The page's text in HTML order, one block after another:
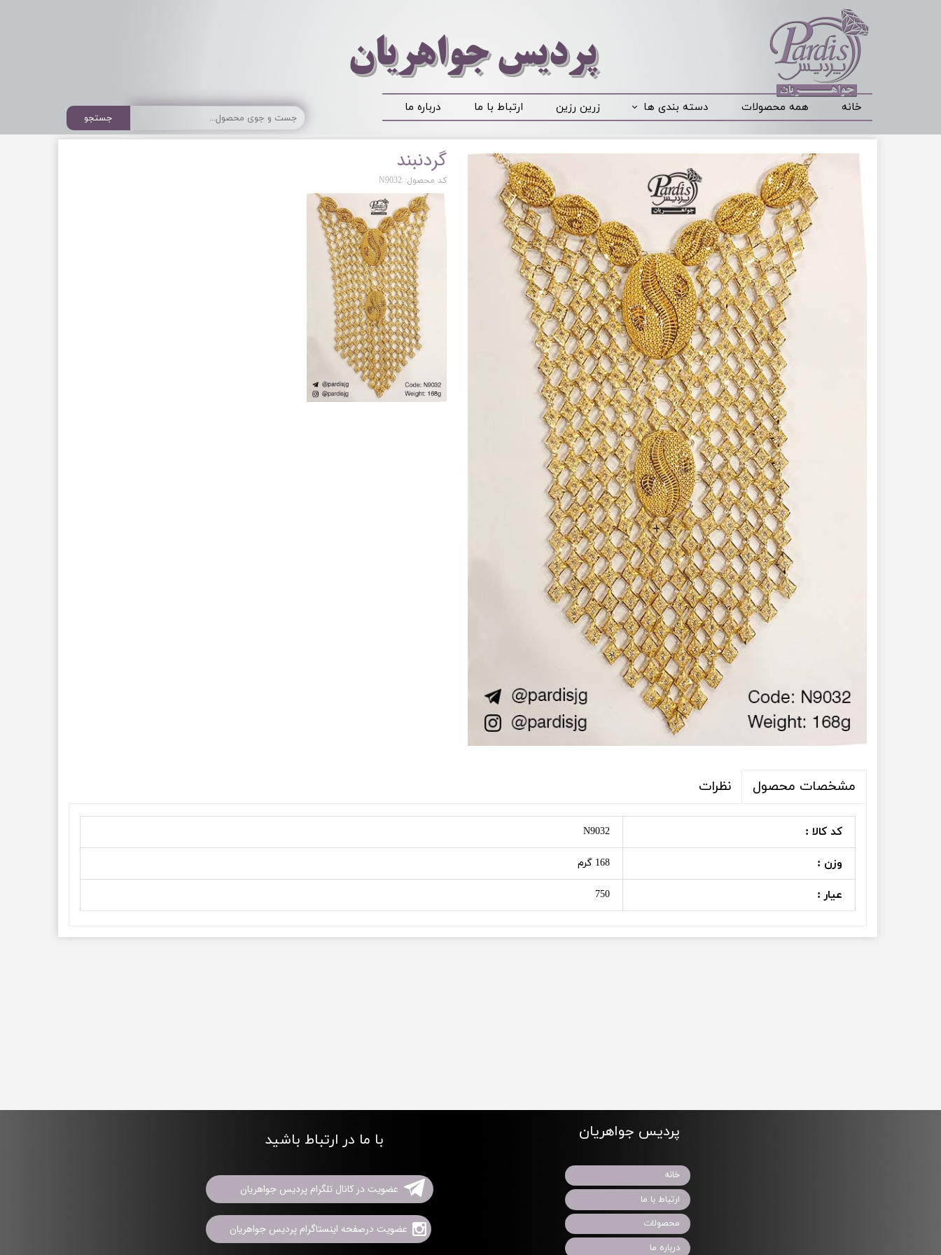
خانه همه محصولات دسته بندی ها زرین رزین ارتباط با ما درباره ما
​​​​پردیس جواهریان
جستجو
گردنبند
کد محصول: N9032
مشخصات محصول نظرات
کد کالا : N9032
وزن : 168 گرم
عیار : 750
پردیس جواهریان
خانه
ارتباط با ما
محصولات
درباره ما
با ما در ارتباط باشید
عضویت در کانال تلگرام پردیس جواهریان
عضویت درصفحه اینستاگرام پردیس جواهریان